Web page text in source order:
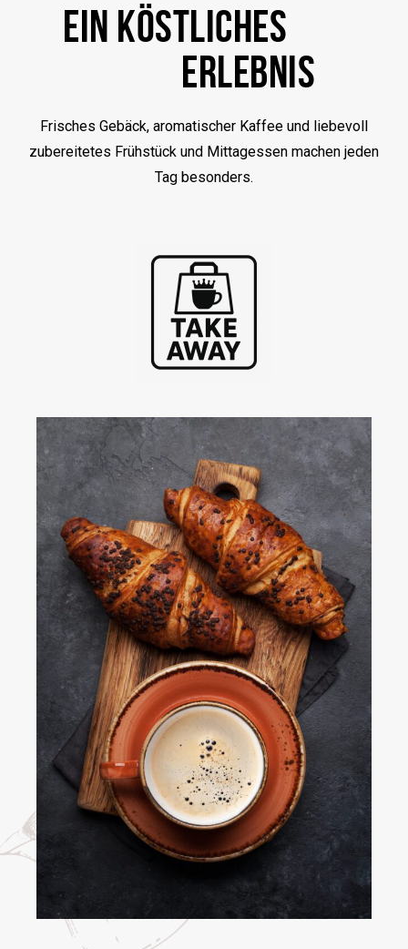
EIN KÖSTLICHES
ERLEBNIS
Frisches Gebäck, aromatischer Kaffee und liebevoll
zubereitetes Frühstück und Mittagessen machen jeden
Tag besonders.